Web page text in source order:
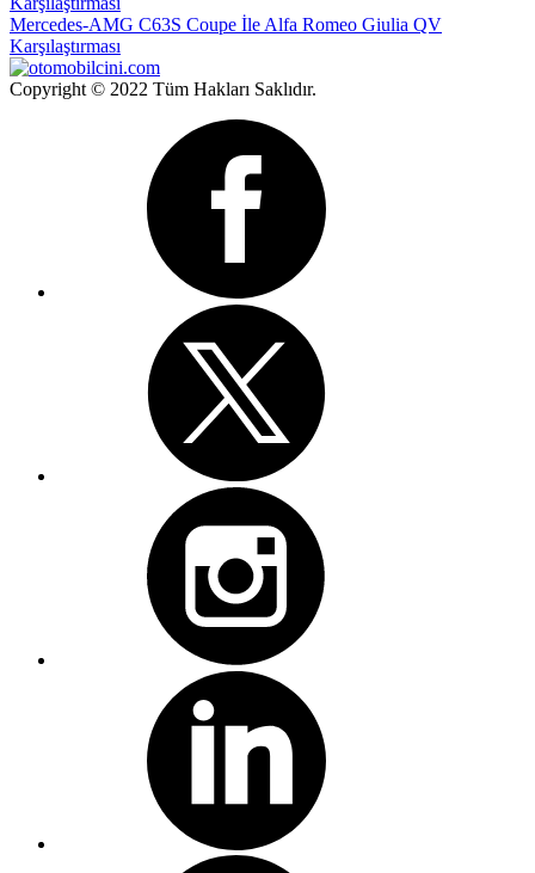
Mercedes-AMG C63S Coupe İle Alfa Romeo Giulia QV
Karşılaştırması
Copyright © 2022 Tüm Hakları Saklıdır.